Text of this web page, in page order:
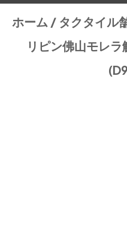
ホーム / タクタイ
リピン佛山モレ